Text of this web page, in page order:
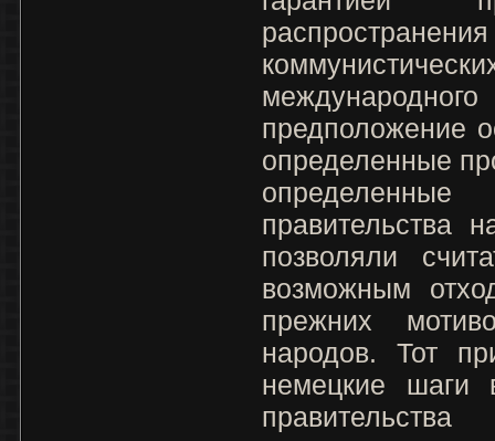
предположение
определенные
правительства
позволяли
возможным
прежних
народов. Тот
немецкие шаги